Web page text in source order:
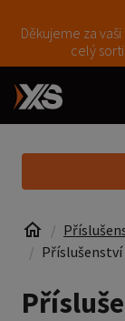
Děkujeme za
celý
Příslušenství